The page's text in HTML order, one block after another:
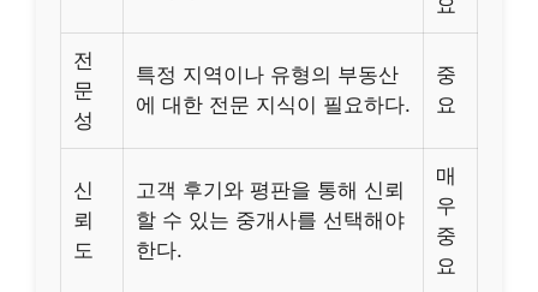
요
전
문
성
특정 지역이나 유형의 부동산
에 대한 전문 지식이 필요하다.
중
요
신
뢰
도
고객 후기와 평판을 통해 신뢰
할 수 있는 중개사를 선택해야
한다.
매
우
중
요